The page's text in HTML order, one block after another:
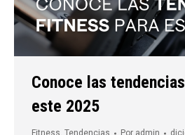
Conoce las
este 2025